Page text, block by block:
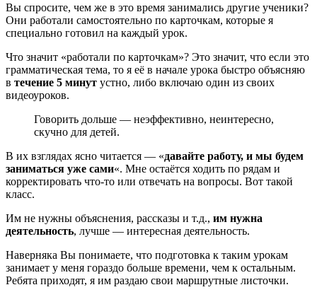
Вы спросите, чем же в это время занимались другие ученики?
Они работали самостоятельно по карточкам, которые я
специально готовил на каждый урок.
Что значит «работали по карточкам»? Это значит, что если это
грамматическая тема, то я её в начале урока быстро объясняю
в течение 5 минут устно, либо включаю один из своих
видеоуроков.
Говорить дольше — неэффективно, неинтересно,
скучно для детей.
В их взглядах ясно читается — «давайте работу, и мы будем
заниматься уже сами«. Мне остаётся ходить по рядам и
корректировать что-то или отвечать на вопросы. Вот такой
класс.
Им не нужны объяснения, рассказы и т.д., им нужна
деятельность, лучше — интересная деятельность.
Наверняка Вы понимаете, что подготовка к таким урокам
занимает у меня гораздо больше времени, чем к остальным.
Ребята приходят, я им раздаю свои маршрутные листочки.